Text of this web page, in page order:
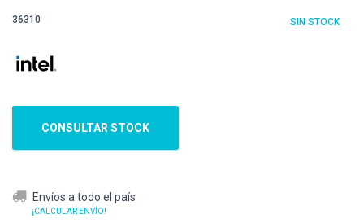
36310 SIN STOCK
CONSULTAR STOCK
Envíos a todo el país
¡CALCULAR ENVÍO!